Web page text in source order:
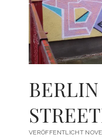
VERÖFFENTLICHT